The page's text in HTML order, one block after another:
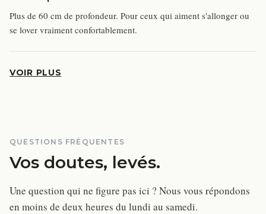
Plus de 60 cm de profondeur. Pour ceux qui aiment s'allonger ou
se lover vraiment confortablement.
VOIR PLUS
QUESTIONS FRÉQUENTES
Vos doutes, levés.
Une question qui ne figure pas ici ? Nous vous répondons
en moins de deux heures du lundi au samedi.